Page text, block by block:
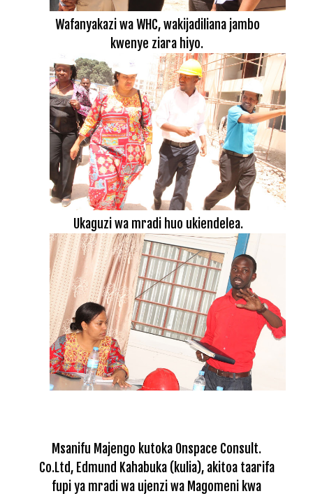
Wafanyakazi wa WHC, wakijadiliana jambo
kwenye ziara hiyo.
Ukaguzi wa mradi huo ukiendelea.
Msanifu Majengo kutoka Onspace Consult.
Co.Ltd, Edmund Kahabuka (kulia), akitoa taarifa
fupi ya mradi wa ujenzi wa Magomeni kwa